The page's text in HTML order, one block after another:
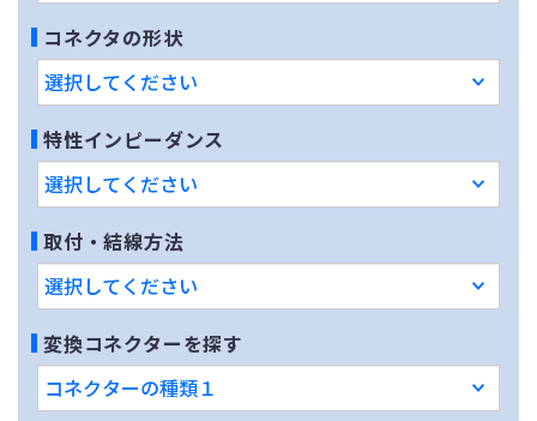
コネクタの形状
特性インピーダンス
取付・結線方法
変換コネクターを探す